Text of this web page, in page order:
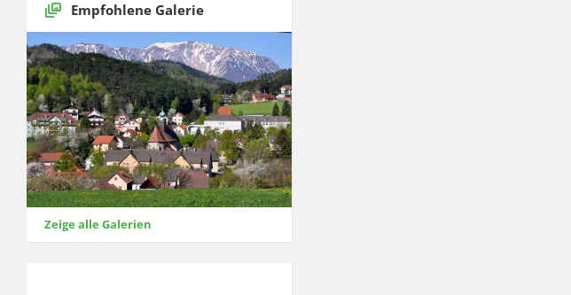
Empfohlene Galerie
Zeige alle Galerien